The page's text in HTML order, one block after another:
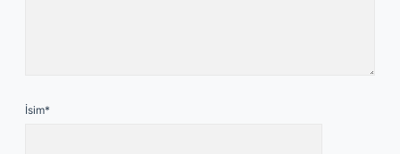
İsim*